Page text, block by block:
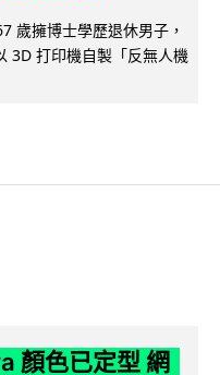
歲擁博士學歷退休男子，
3D 打印機自製「反無人機
顏色已定型 網